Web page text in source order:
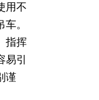
用不
。
指挥
引
谨